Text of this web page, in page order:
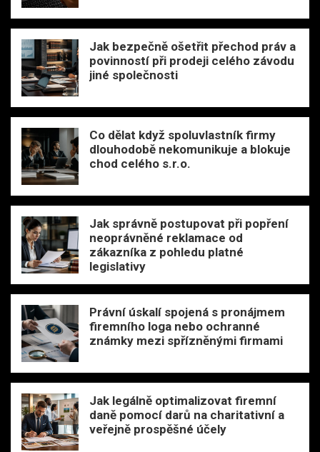
Jak bezpečně ošetřit přechod práv a
povinností při prodeji celého závodu
jiné společnosti
Co dělat když spoluvlastník firmy
dlouhodobě nekomunikuje a blokuje
chod celého s.r.o.
Jak správně postupovat při popření
neoprávněné reklamace od
zákazníka z pohledu platné
legislativy
Právní úskalí spojená s pronájmem
firemního loga nebo ochranné
známky mezi spřízněnými firmami
Jak legálně optimalizovat firemní
daně pomocí darů na charitativní a
veřejně prospěšné účely